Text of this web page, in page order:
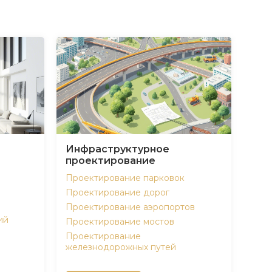
Инфраструктурное
проектирование
Проектирование парковок
Проектирование дорог
Проектирование аэропортов
Проектирование мостов
Проектирование
железнодорожных путей